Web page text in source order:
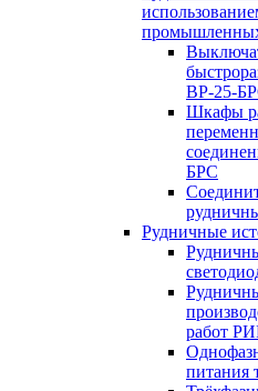
ВР-25-
Шкафы
БРС
Рудничные
работ
питания